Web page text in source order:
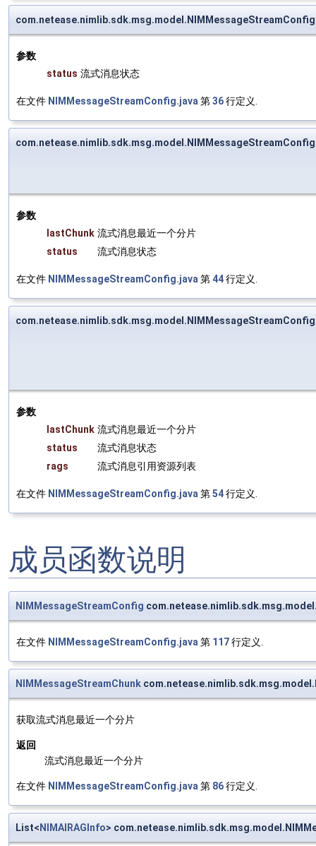
参数
status 流式消息状态
在文件 NIMMessageStreamConfig.java第36行定义.
参数
lastChunk 流式消息最近一个分片
status
流式消息状态
在文件 NIMMessageStreamConfig.java第 44行定义.
参数
lastChunk 流式消息最近一个分片
status
流式消息状态
rags
流式消息引用资源列表
在文件 NIMMessageStreamConfig.java第54行定义.
成员函数说明
NIMMessageStreamConfig
在文件 NIMMessageStreamConfig.java 第 117行定义.
NIMMessageStreamChunk
获取流式消息最近一个分片
返回
流式消息最近一个分片
在文件 NIMMessageStreamConfig.java 第 86行定义.
List<NIMAIRAGInfo>